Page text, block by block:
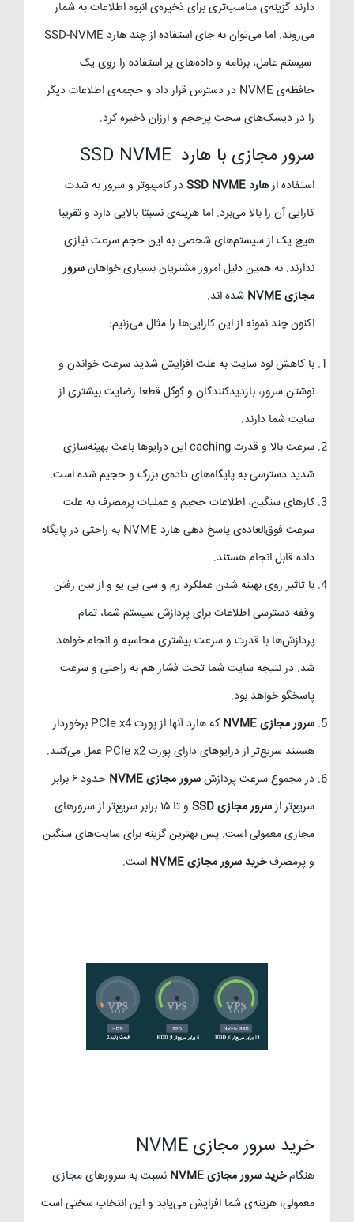
دارند گزینه‌ی مناسب‌تری برای ذخیره‌ی انبوه اطلاعات به شمار
می‌روند. اما می‌توان به جای استفاده از چند هارد SSD-NVME
سیستم عامل، برنامه و داده‌های پر استفاده را روی یک
حافظه‌ی NVME در دسترس قرار داد و حجمه‌ی اطلاعات دیگر
را در دیسک‌های سخت پرحجم و ارزان ذخیره کرد.
سرور مجازی با هارد SSD NVME
استفاده ازهارد SSD NVME
در کامپیوتر و سرور به شدت
کارایی آن را بالا می‌برد. اما هزینه‌ی نسبتا بالایی دارد و تقریبا
هیچ یک از سیستم‌های شخصی به این حجم سرعت نیازی
ندارند. به همین دلیل امروز مشتریان بسیاری خواهانسرور
مجازی NVME
شده اند.
اکنون چند نمونه از این کارایی‌ها را مثال می‌زنیم:
با کاهش لود سایت به علت افزایش شدید سرعت خواندن و
نوشتن سرور، بازدیدکنندگان و گوگل قطعا رضایت بیشتری از
سایت شما دارند.
سرعت بالا و قدرت caching این درایوها باعث بهینه‌سازی
شدید دسترسی به پایگاه‌های داده‌ی بزرگ و حجیم شده است.
کارهای سنگین، اطلاعات حجیم و عملیات پرمصرف به علت
سرعت فوق‌العاده‌ی پاسخ دهی هارد NVME به راحتی در پایگاه
داده قابل انجام هستند.
با تاثیر روی بهینه شدن عملکرد رم و سی پی یو و از بین رفتن
وقفه دسترسی اطلاعات برای پردازش سیستم شما، تمام
پردازش‌ها با قدرت و سرعت بیشتری محاسبه و انجام خواهد
شد. در نتیجه سایت شما تحت فشار هم به راحتی و سرعت
پاسخگو خواهد بود.
سرور مجازی NVME
که هارد آنها از پورت PCIe x4 برخوردار
هستند سریع‌تر از درایوهای دارای پورت PCIe x2 عمل می‌کنند.
در مجموع سرعت پردازشسرور مجازی NVME
حدود ۶ برابر
سریع‌تر ازسرور مجازی SSD
و تا ۱۵ برابر سریع‌تر از سرورهای
مجازی معمولی است. پس بهترین گزینه برای سایت‌های سنگین
و پرمصرفخرید سرور مجازی NVME است.
خرید سرور مجازی NVME
هنگامخرید سرور مجازی NVME
نسبت به سرورهای مجازی
معمولی، هزینه‌ی شما افزایش می‌یابد و این انتخاب سختی است